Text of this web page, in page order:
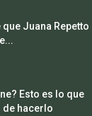
Juana Repetto
Esto es lo que
de hacerlo